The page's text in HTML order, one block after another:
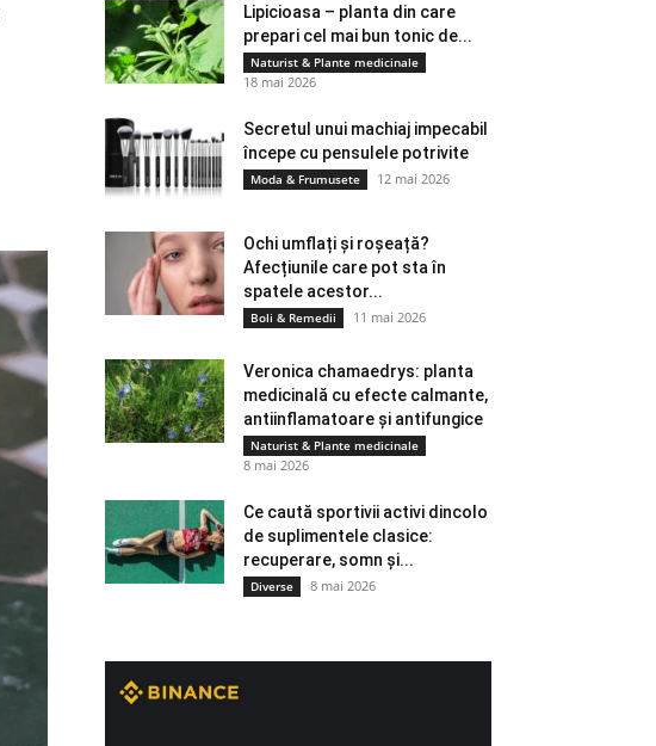
Lipicioasa – planta din care
prepari cel mai bun tonic de...
Naturist & Plante medicinale
18 mai 2026
Secretul unui machiaj impecabil
începe cu pensulele potrivite
Moda & Frumusete 12 mai 2026
Ochi umflați și roșeață?
Afecțiunile care pot sta în
spatele acestor...
Boli & Remedii 11 mai 2026
Veronica chamaedrys: planta
medicinală cu efecte calmante,
antiinflamatoare și antifungice
Naturist & Plante medicinale
8 mai 2026
Ce caută sportivii activi dincolo
de suplimentele clasice:
recuperare, somn și...
Diverse 8 mai 2026